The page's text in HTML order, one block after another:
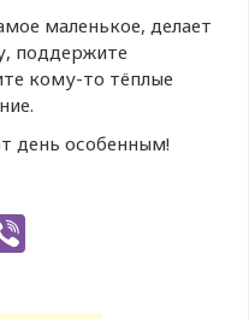
маленькое, делает
поддержите
кому-то тёплые
день особенным!